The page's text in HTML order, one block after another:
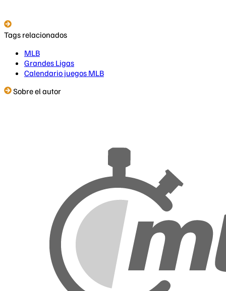
Tags relacionados
MLB
Grandes Ligas
Calendario juegos MLB
Sobre el autor